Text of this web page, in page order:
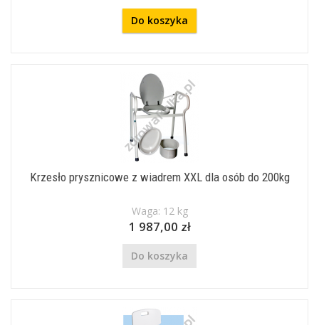
Do koszyka
Krzesło prysznicowe z wiadrem XXL dla osób do 200kg
Waga: 12 kg
1 987,00 zł
Do koszyka